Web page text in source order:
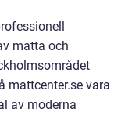
matta och
mattcenter.se vara
av moderna